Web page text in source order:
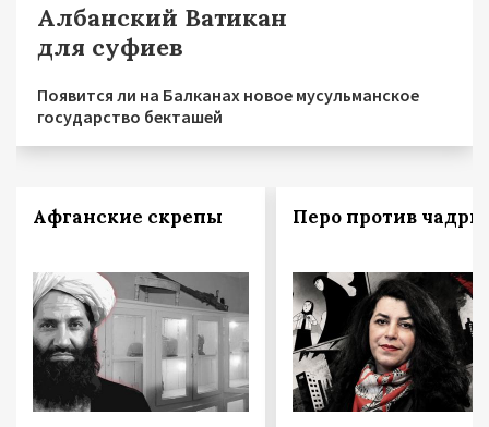
Албанский Ватикан
для суфиев
Появится ли на Балканах новое мусульманское
государство бекташей
Афганские скрепы Перо против чадры